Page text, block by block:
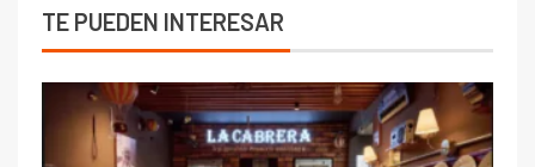
TE PUEDEN INTERESAR